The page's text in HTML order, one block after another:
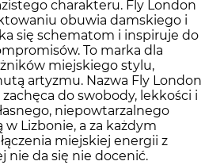
charakteru. Fly London
obuwia damskiego i
się schematom i inspiruje do
To marka dla
miejskiego stylu,
artyzmu. Nazwa Fly London
do swobody, lekkości i
niepowtarzalnego
Lizbonie, a za każdym
miejskiej energii z
nie da się nie docenić.